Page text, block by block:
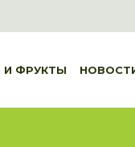
ФРУКТЫ